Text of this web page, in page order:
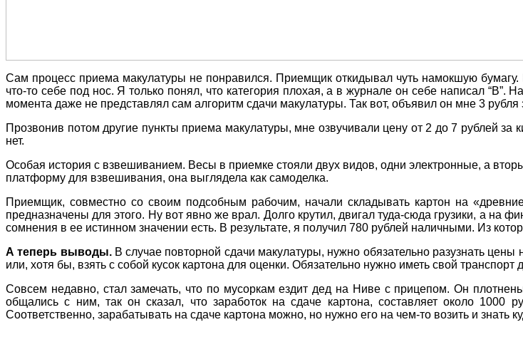
Сам процесс приема макулатуры не понравился. Приемщик откидывал чуть намокшую
что-то себе под нос. Я только понял, что категория плохая, а в журнале он себе написал
момента даже не представлял сам алгоритм сдачи макулатуры. Так вот, объявил он мне 3 рубля
Прозвонив потом другие пункты приема макулатуры, мне озвучивали цену от 2 до 7 рублей
нет.
Особая история с взвешиванием. Весы в приемке стояли двух видов, одни электронные, а
платформу для взвешивания, она выглядела как самоделка.
Приемщик, совместно со своим подсобным рабочим, начали складывать картон на
предназначены для этого. Ну вот явно же врал. Долго крутил, двигал туда-сюда грузики, а
сомнения в ее истинном значении есть. В результате, я получил 780 рублей наличными. Из
А теперь выводы.В случае повторной сдачи макулатуры, нужно обязательно разузнать цены
или, хотя бы, взять с собой кусок картона для оценки. Обязательно нужно иметь свой
Совсем недавно, стал замечать, что по мусоркам ездит дед на Ниве с прицепом. Он
общались с ним, так он сказал, что заработок на сдаче картона, составляет около 1000
Соответственно, зарабатывать на сдаче картона можно, но нужно его на чем-то возить и знать